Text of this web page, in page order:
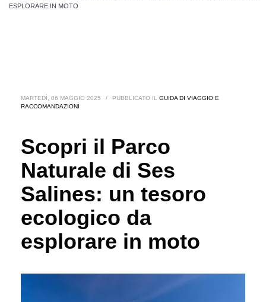
ESPLORARE IN MOTO
MARTEDÌ, 06 MAGGIO 2025 / PUBBLICATO IL GUIDA DI VIAGGIO E
RACCOMANDAZIONI
Scopri il Parco
Naturale di Ses
Salines: un tesoro
ecologico da
esplorare in moto